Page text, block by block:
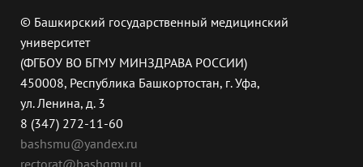
© Башкирский государственный медицинский
университет
(ФГБОУ ВО БГМУ МИНЗДРАВА РОССИИ)
450008, Республика Башкортостан, г. Уфа,
ул. Ленина, д. 3
8 (347) 272-11-60
bashsmu@yandex.ru